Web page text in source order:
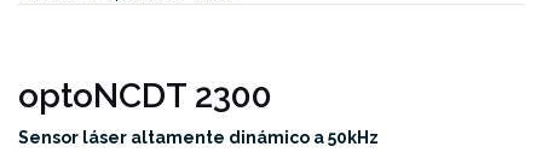
optoNCDT 2300
Sensor láser altamente dinámico a 50kHz